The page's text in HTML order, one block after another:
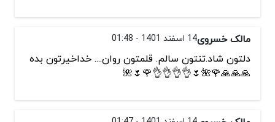
مالک خسروی14 اسفند 1401 - 01:48
دلتون شاد.تنتون سالم. قلمتون روان.... خداخیرتون بده
🙏🙏🙏🌹🌺🌷👌👌👌👌🌹🌷🌺